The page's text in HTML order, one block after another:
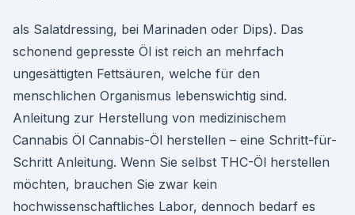
als Salatdressing, bei Marinaden oder Dips). Das
schonend gepresste Öl ist reich an mehrfach
ungesättigten Fettsäuren, welche für den
menschlichen Organismus lebenswichtig sind.
Anleitung zur Herstellung von medizinischem
Cannabis Öl Cannabis-Öl herstellen – eine Schritt-für-
Schritt Anleitung. Wenn Sie selbst THC-Öl herstellen
möchten, brauchen Sie zwar kein
hochwissenschaftliches Labor, dennoch bedarf es